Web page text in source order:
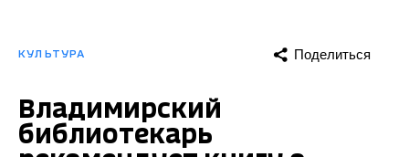
КУЛЬТУРА Поделиться
Владимирский
библиотекарь